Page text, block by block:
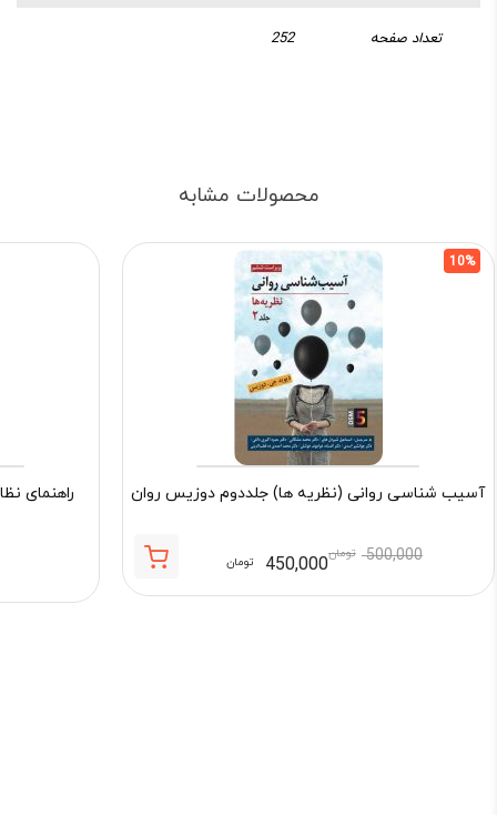
تعداد صفحه 252
محصولات مشابه
10%
آسیب شناسی روانی (نظریه ها) جلددوم دوزیس روان
500,000 تومان450,000 تومان
راهنمای